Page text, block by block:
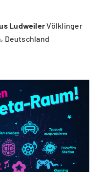
LudweilerVölklinger
Deutschland